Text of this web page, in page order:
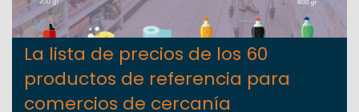
La lista de precios de los 60
productos de referencia para
comercios de cercanía